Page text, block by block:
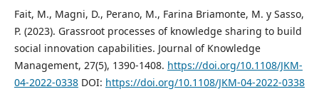
Fait, M., Magni, D., Perano, M., Farina Briamonte, M. y Sasso,
P. (2023). Grassroot processes of knowledge sharing to build
social innovation capabilities. Journal of Knowledge
Management, 27(5), 1390-1408. https://doi.org/10.1108/JKM-
04-2022-0338DOI: https://doi.org/10.1108/JKM-04-2022-0338